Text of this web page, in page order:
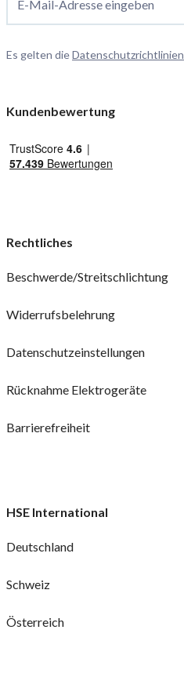
E-Mail-Adresse eingeben
Es gelten dieDatenschutzrichtlinien
Kundenbewertung
Rechtliches
Beschwerde/Streitschlichtung
Widerrufsbelehrung
Datenschutzeinstellungen
Rücknahme Elektrogeräte
Barrierefreiheit
HSE International
Deutschland
Schweiz
Österreich